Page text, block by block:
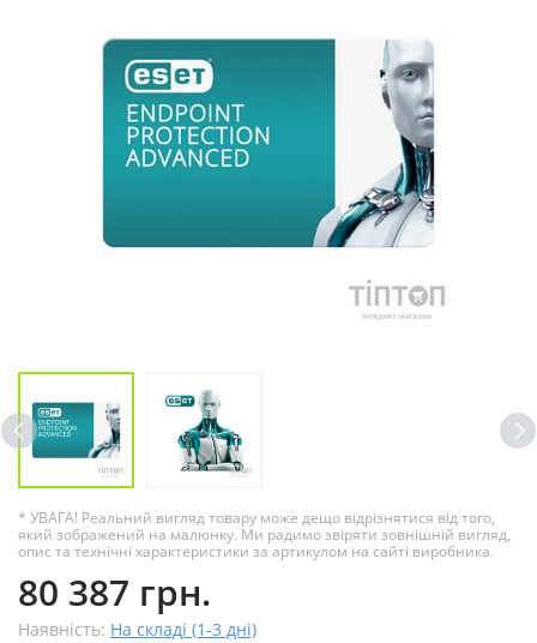
* УВАГА! Реальний вигляд товару може дещо відрізнятися від того,
який зображений на малюнку. Ми радимо звіряти зовнішній вигляд,
опис та технічні характеристики за артикулом на сайті виробника.
80 387 грн.
Наявність: На складі (1-3 дні)